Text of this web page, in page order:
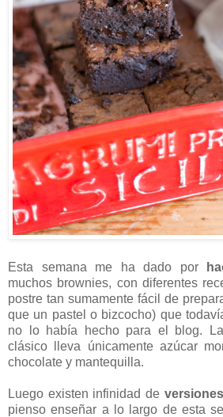
Esta semana me ha dado por
muchos brownies, con diferentes
postre tan sumamente fácil de
que un pastel o bizcocho) que
no lo había hecho para el blog.
clásico lleva únicamente azúcar
chocolate y mantequilla.
Luego existen infinidad de
pienso enseñar a lo largo de esta